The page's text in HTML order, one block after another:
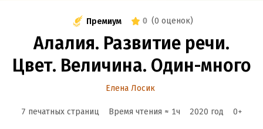
Премиум 0 (0 оценок)
Алалия. Развитие речи.
Цвет. Величина. Один-много
Елена Лосик
7 печатных страниц Время чтения ≈ 1ч 2020 год 0+